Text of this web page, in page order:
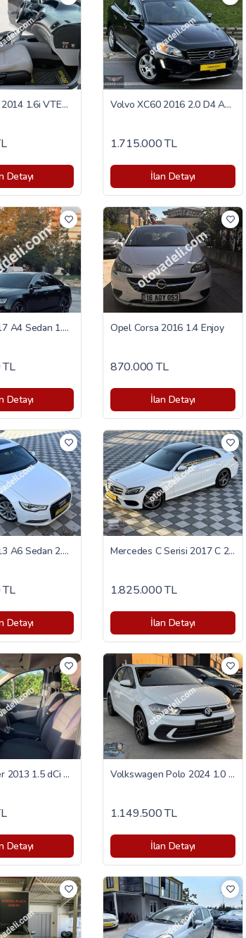
Honda Civic 2014 1.6i VTEC Eco Elegance
Detayı
Volvo XC60 2016 2.0 D4 Advance
1.715.000 TL
İlan Detayı
Audi A4 2017 A4 Sedan 1.4 TFSI Dynamic
Detayı
Opel Corsa 2016 1.4 Enjoy
870.000 TL
İlan Detayı
Audi A6 2013 A6 Sedan 2.0 TDI
Detayı
Mercedes C Serisi 2017 C 200 D AMG
1.825.000 TL
İlan Detayı
Dacia Dokker 2013 1.5 dCi Stepway
Detayı
Volkswagen Polo 2024 1.0 Impression
1.149.500 TL
İlan Detayı